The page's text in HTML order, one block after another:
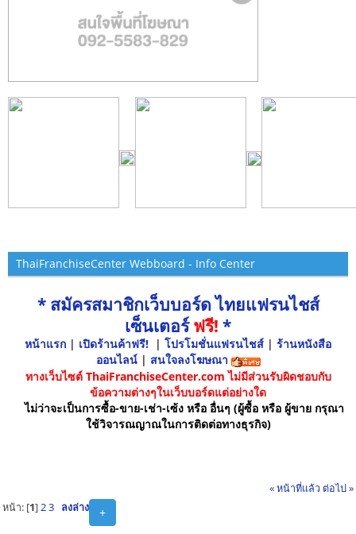
ThaiFranchiseCenter Webboard - Info Center
* สมัครสมาชิกเว็บบอร์ด ไทยแฟรนไชส์
เซ็นเตอร์ฟรี! *
หน้าแรก | เปิดร้านค้าฟรี! | โปรโมชั่นแฟรนไชส์ | ร้านหนังสือ
ออนไลน์ | สนใจลงโฆษณา
ทางเว็บไซต์ ThaiFranchiseCenter.com ไม่มีส่วนรับผิดชอบกับ
ข้อความต่างๆในเว็บบอร์ดแต่อย่างใด
ไม่ว่าจะเป็นการซื้อ-ขาย-เช่า-เซ้ง หรือ อื่นๆ (ผู้ซื้อ หรือ ผู้ขาย กรุณา
ใช้วิจารณญาณในการติดต่อทางธุรกิจ)
« หน้าที่แล้ว ต่อไป »
+
หน้า: [1]2 3 ลงล่าง